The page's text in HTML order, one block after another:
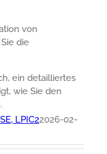
von
die
ein detailliertes
wie Sie den
LPIC22026-02-